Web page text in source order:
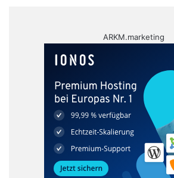
ARKM.marketing